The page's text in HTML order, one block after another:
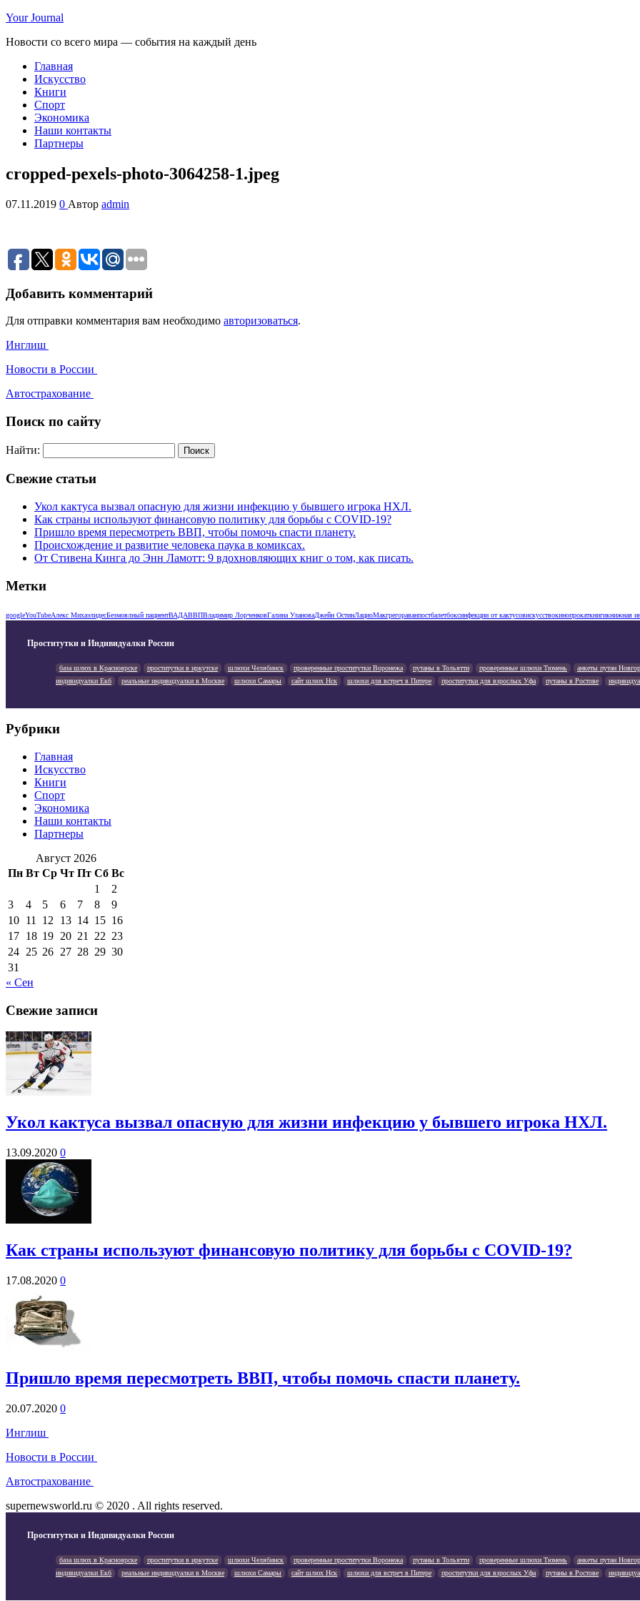
Your Journal
Новости со всего мира — события на каждый день
Главная
Искусство
Книги
Спорт
Экономика
Наши контакты
Партнеры
cropped-pexels-photo-3064258-1.jpeg
07.11.2019 0 Автор admin
Добавить комментарий
Для отправки комментария вам необходимо авторизоваться.
Инглиш
Новости в России
Автострахование
Поиск по сайту
Найти:
Свежие статьи
Укол кактуса вызвал опасную для жизни инфекцию у бывшего игрока НХЛ.
Как страны используют финансовую политику для борьбы с COVID-19?
Пришло время пересмотреть ВВП, чтобы помочь спасти планету.
Происхождение и развитие человека паука в комиксах.
От Стивена Кинга до Энн Ламотт: 9 вдохновляющих книг о том, как писать.
Метки
googleYouTubeАлекс МихаэлидесБезмовлный пациентВАДАВВПВладимир ЛорченковГалина УлановаДжейн ОстинЛациоМакгрегораванпостбалетбоксинфекции от кактусовискусствокинопрокаткнигикнижная
Проститутки и Индивидуалки России
база шлюх в Красноярске проститутки в иркутске шлюхи Челябинск проверенные проститутки Воронежа путаны в Тольятти проверенные шлюхи Тюмень анкеты путан
индивидуалки Екб
реальные индивидуалки в Москве шлюхи Самары сайт шлюх Нск шлюхи для встреч в Питере проститутки для взрослых Уфа путаны в Ростове
Рубрики
Главная
Искусство
Книги
Спорт
Экономика
Наши контакты
Партнеры
Август 2026
Пн Вт Ср Чт Пт Сб Вс
1
2
3
4 5 6 7 8
9
10 11 12 13 14 15 16
17 18 19 20 21 22 23
24 25 26 27 28 29 30
31
« Сен
Свежие записи
Укол кактуса вызвал опасную для жизни инфекцию у бывшего игрока НХЛ.
13.09.2020 0
Как страны используют финансовую политику для борьбы с COVID-19?
17.08.2020 0
Пришло время пересмотреть ВВП, чтобы помочь спасти планету.
20.07.2020 0
Инглиш
Новости в России
Автострахование
supernewsworld.ru © 2020 . All rights reserved.
Проститутки и Индивидуалки России
база шлюх в Красноярске проститутки в иркутске шлюхи Челябинск проверенные проститутки Воронежа путаны в Тольятти проверенные шлюхи Тюмень анкеты путан
индивидуалки Екб
реальные индивидуалки в Москве шлюхи Самары сайт шлюх Нск шлюхи для встреч в Питере проститутки для взрослых Уфа путаны в Ростове